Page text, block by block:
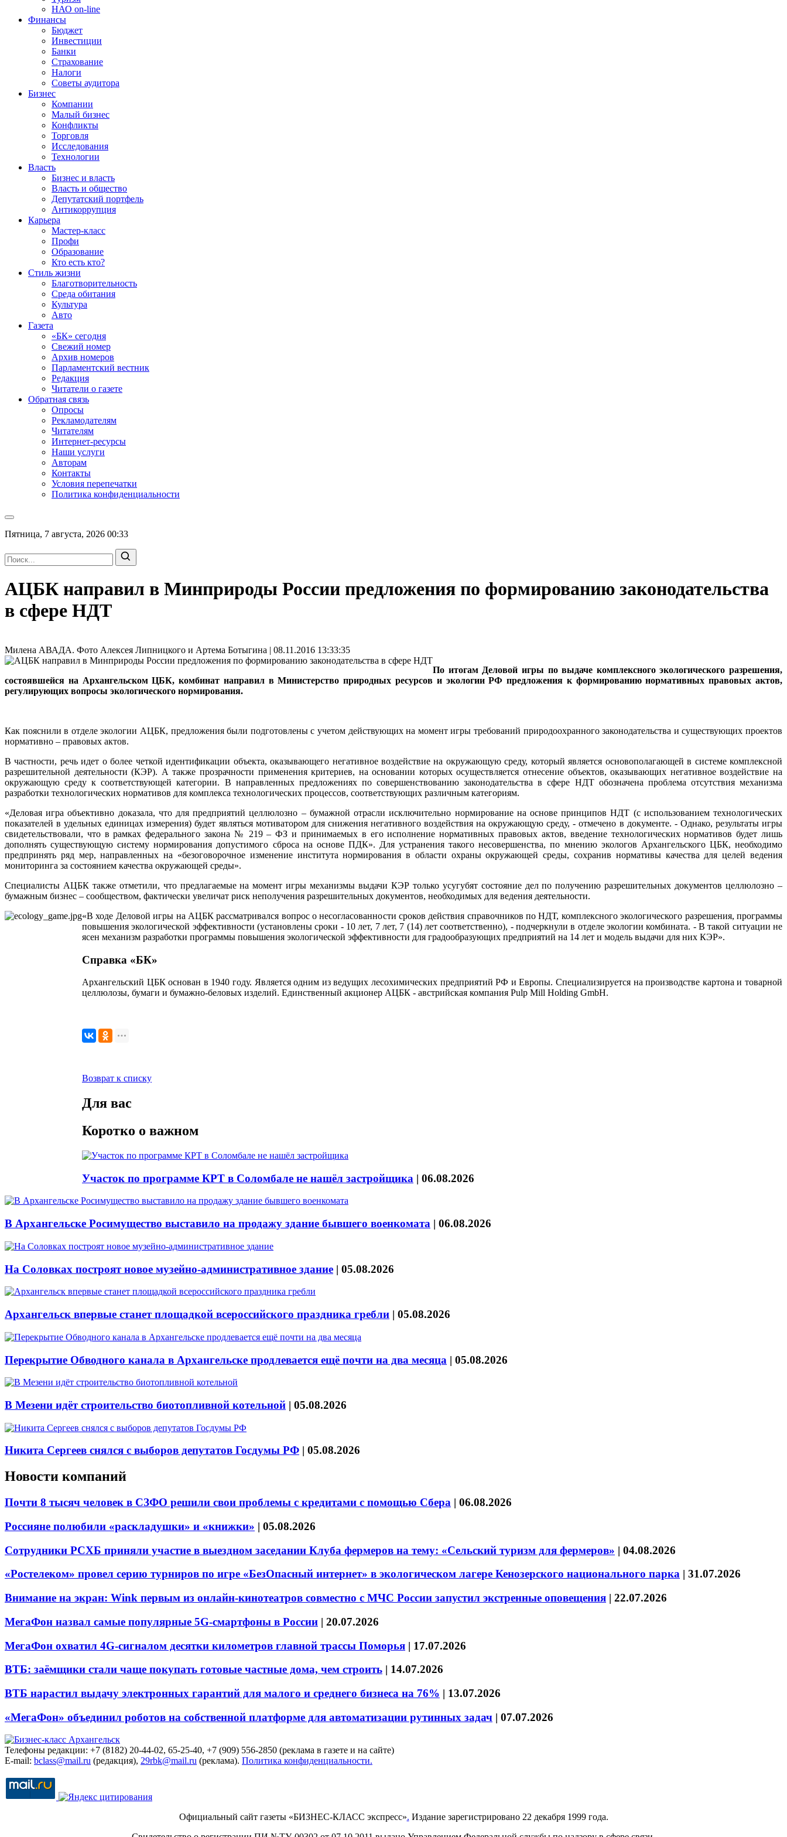
НАО on-line
Финансы
Бюджет
Инвестиции
Банки
Страхование
Налоги
Советы аудитора
Бизнес
Компании
Малый бизнес
Конфликты
Торговля
Исследования
Технологии
Власть
Бизнес и власть
Власть и общество
Депутатский портфель
Антикоррупция
Карьера
Мастер-класс
Профи
Образование
Кто есть кто?
Стиль жизни
Благотворительность
Среда обитания
Культура
Авто
Газета
«БК» сегодня
Свежий номер
Архив номеров
Парламентский вестник
Редакция
Читатели о газете
Обратная связь
Опросы
Рекламодателям
Читателям
Интернет-ресурсы
Наши услуги
Авторам
Контакты
Условия перепечатки
Политика конфиденциальности
Пятница, 7 августа, 2026 00:33
АЦБК направил в Минприроды России предложения по формированию законодательства
в сфере НДТ
Милена АВАДА. Фото Алексея Липницкого и Артема Ботыгина | 08.11.2016 13:33:35
По итогам Деловой игры по выдаче комплексного экологического разрешения,
состоявшейся на Архангельском ЦБК, комбинат направил в Министерство природных ресурсов и экологии РФ предложения к формированию нормативных правовых актов,
регулирующих вопросы экологического нормирования.
Как пояснили в отделе экологии АЦБК, предложения были подготовлены с учетом действующих на момент игры требований природоохранного законодательства и существующих проектов
нормативно – правовых актов.
В частности, речь идет о более четкой идентификации объекта, оказывающего негативное воздействие на окружающую среду, который является основополагающей в системе комплексной
разрешительной деятельности (КЭР). А также прозрачности применения критериев, на основании которых осуществляется отнесение объектов, оказывающих негативное воздействие на
окружающую среду к соответствующей категории. В направленных предложениях по совершенствованию законодательства в сфере НДТ обозначена проблема отсутствия механизма
разработки технологических нормативов для комплекса технологических процессов, соответствующих различным категориям.
«Деловая игра объективно доказала, что для предприятий целлюлозно – бумажной отрасли исключительно нормирование на основе принципов НДТ (с использованием технологических
показателей в удельных единицах измерения) будет являться мотиватором для снижения негативного воздействия на окружающую среду, - отмечено в документе. - Однако, результаты игры
свидетельствовали, что в рамках федерального закона № 219 – ФЗ и принимаемых в его исполнение нормативных правовых актов, введение технологических нормативов будет лишь
дополнять существующую систему нормирования допустимого сброса на основе ПДК». Для устранения такого несовершенства, по мнению экологов Архангельского ЦБК, необходимо
предпринять ряд мер, направленных на «безоговорочное изменение института нормирования в области охраны окружающей среды, сохранив нормативы качества для целей ведения
мониторинга за состоянием качества окружающей среды».
Специалисты АЦБК также отметили, что предлагаемые на момент игры механизмы выдачи КЭР только усугубят состояние дел по получению разрешительных документов целлюлозно –
бумажным бизнес – сообществом, фактически увеличат риск неполучения разрешительных документов, необходимых для ведения деятельности.
«В ходе Деловой игры на АЦБК рассматривался вопрос о несогласованности сроков действия справочников по НДТ, комплексного экологического разрешения, программы
повышения экологической эффективности (установлены сроки - 10 лет, 7 лет, 7 (14) лет соответственно), - подчеркнули в отделе экологии комбината. - В такой ситуации не
ясен механизм разработки программы повышения экологической эффективности для градообразующих предприятий на 14 лет и модель выдачи для них КЭР».
Справка «БК»
Архангельский ЦБК основан в 1940 году. Является одним из ведущих лесохимических предприятий РФ и Европы. Специализируется на производстве картона и товарной
целлюлозы, бумаги и бумажно-беловых изделий. Единственный акционер АЦБК - австрийская компания Pulp Mill Holding GmbH.
Возврат к списку
Для вас
Коротко о важном
Участок по программе КРТ в Соломбале не нашёл застройщика | 06.08.2026
В Архангельске Росимущество выставило на продажу здание бывшего военкомата | 06.08.2026
На Соловках построят новое музейно-административное здание | 05.08.2026
Архангельск впервые станет площадкой всероссийского праздника гребли | 05.08.2026
Перекрытие Обводного канала в Архангельске продлевается ещё почти на два месяца | 05.08.2026
В Мезени идёт строительство биотопливной котельной | 05.08.2026
Никита Сергеев снялся с выборов депутатов Госдумы РФ | 05.08.2026
Новости компаний
Почти 8 тысяч человек в СЗФО решили свои проблемы с кредитами с помощью Сбера | 06.08.2026
Россияне полюбили «раскладушки» и «книжки» | 05.08.2026
Сотрудники РСХБ приняли участие в выездном заседании Клуба фермеров на тему: «Сельский туризм для фермеров» | 04.08.2026
«Ростелеком» провел серию турниров по игре «БезОпасный интернет» в экологическом лагере Кенозерского национального парка | 31.07.2026
Внимание на экран: Wink первым из онлайн-кинотеатров совместно с МЧС России запустил экстренные оповещения | 22.07.2026
МегаФон назвал самые популярные 5G-смартфоны в России | 20.07.2026
МегаФон охватил 4G-сигналом десятки километров главной трассы Поморья | 17.07.2026
ВТБ: заёмщики стали чаще покупать готовые частные дома, чем строить | 14.07.2026
ВТБ нарастил выдачу электронных гарантий для малого и среднего бизнеса на 76% | 13.07.2026
«МегаФон» объединил роботов на собственной платформе для автоматизации рутинных задач | 07.07.2026
Телефоны редакции: +7 (8182) 20-44-02, 65-25-40, +7 (909) 556-2850 (реклама в газете и на сайте)
E-mail: bclass@mail.ru (редакция), 29rbk@mail.ru (реклама). Политика конфиденциальности.
Официальный сайт газеты «БИЗНЕС-КЛАСС экспресс». Издание зарегистрировано 22 декабря 1999 года.